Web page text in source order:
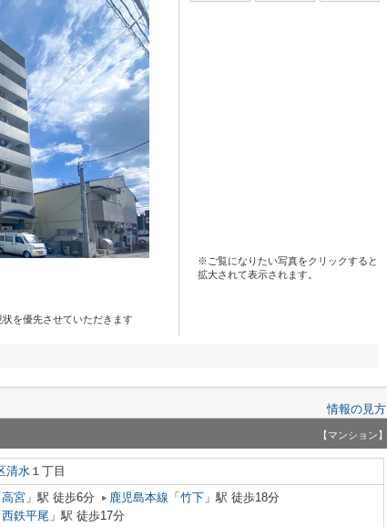
を優先させていただきます
※ご覧になりたい写真をクリックすると
拡大されて表示されます。
情報の見方
【マンション】
清水 １丁目
高宮 」駅 徒歩6分 鹿児島本線 「 竹下 」駅 徒歩18分
西鉄平尾 」駅 徒歩17分